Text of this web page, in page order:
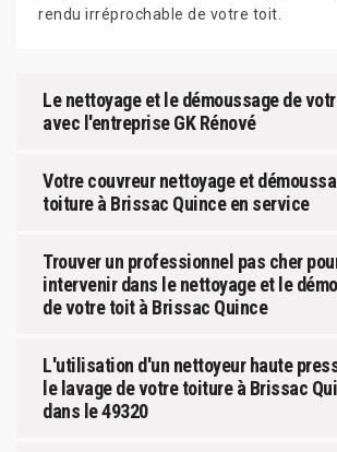
rendu irréprochable de votre toit.
Le nettoyage et le démoussage de
avec l'entreprise GK Rénové
Votre couvreur nettoyage et
toiture à Brissac Quince en service
Trouver un professionnel pas cher
intervenir dans le nettoyage et le
de votre toit à Brissac Quince
L'utilisation d'un nettoyeur haute
le lavage de votre toiture à Brissac
dans le 49320